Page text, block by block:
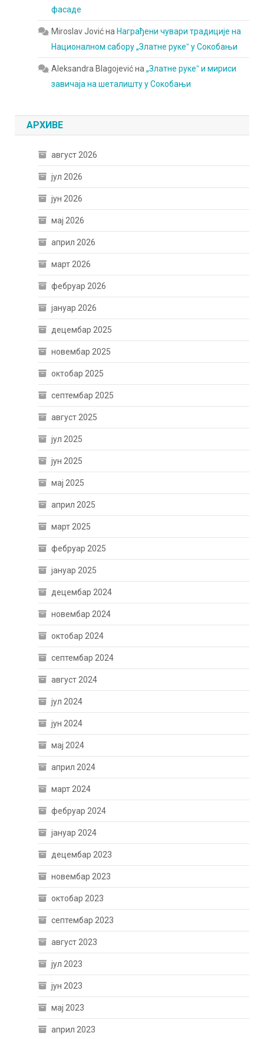
фасаде
Miroslav Jovićна Награђени чувари традиције на
Националном сабору „Златне рукеˮ у Сокобањи
Aleksandra Blagojevićна„Златне рукеˮ и мириси
завичаја на шеталишту у Сокобањи
АРХИВЕ
август 2026
јул 2026
јун 2026
мај 2026
април 2026
март 2026
фебруар 2026
јануар 2026
децембар 2025
новембар 2025
октобар 2025
септембар 2025
август 2025
јул 2025
јун 2025
мај 2025
април 2025
март 2025
фебруар 2025
јануар 2025
децембар 2024
новембар 2024
октобар 2024
септембар 2024
август 2024
јул 2024
јун 2024
мај 2024
април 2024
март 2024
фебруар 2024
јануар 2024
децембар 2023
новембар 2023
октобар 2023
септембар 2023
август 2023
јул 2023
јун 2023
мај 2023
април 2023